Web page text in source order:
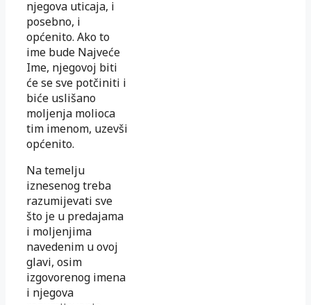
njegova uticaja, i
posebno, i
općenito. Ako to
ime bude Najveće
Ime, njegovoj biti
će se sve potčiniti i
biće uslišano
moljenja molioca
tim imenom, uzevši
općenito.
Na temelju
iznesenog treba
razumijevati sve
što je u predajama
i moljenjima
navedenim u ovoj
glavi, osim
izgovorenog imena
i njegova